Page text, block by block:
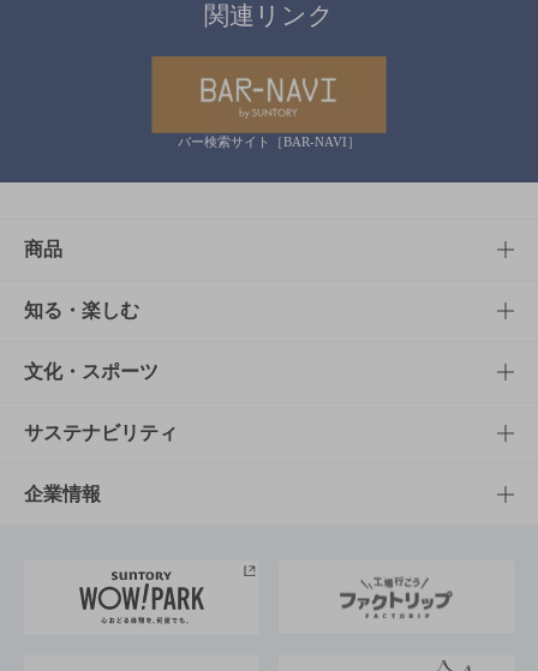
関連リンク
バー検索サイト［BAR-NAVI］
商品
商品TOP
商品一覧
商品発売情報
栄養成分一覧
知る・楽しむ
知る・楽しむTOP
キャンペーン
工場見学
地域情報
文化・スポーツ
文化・スポーツTOP
サントリーホール
サントリーサンバーズ大阪
サステナビリティ
サステナビリティTOP
サントリーが考えるサステナビリティ経営
企業情報
企業概要